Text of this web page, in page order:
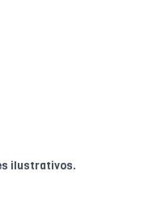
ilustrativos.